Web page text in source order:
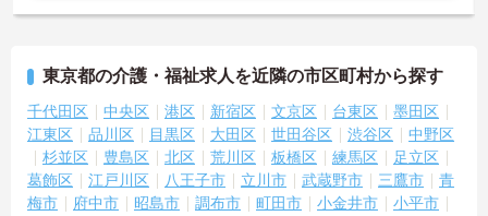
■新人研修および管理者・主任等のリーダー養成研修
せていただきます。周囲の先輩スタッフもフォローしてくれますの
で安心してご勤務いただけます。また、将来独立を目指す方には財
務管理のレクチャーも実施しております。
東京都の介護・福祉求人を近隣の市区町村から探す
千代田区 中央区 港区 新宿区 文京区 台東区
墨田区
江東区
品川区 目黒区 大田区 世田谷区 渋谷区
中野区
杉並区
豊島区 北区 荒川区 板橋区 練馬区
足立区
葛飾区
江戸川区 八王子市 立川市 武蔵野市 三鷹市
青
梅市
府中市 昭島市 調布市 町田市 小金井市
小平市